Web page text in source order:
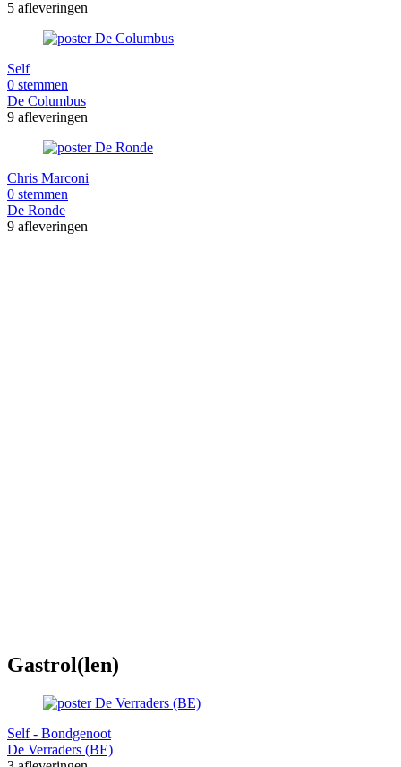
5 afleveringen
Self
0 stemmen
De Columbus
9 afleveringen
Chris Marconi
0 stemmen
De Ronde
9 afleveringen
Gastrol(len)
Self - Bondgenoot
De Verraders (BE)